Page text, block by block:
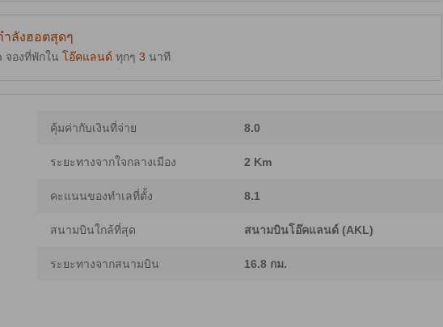
ำลังฮอตสุดๆ
จองที่พักใน โอ๊คแลนด์ ทุกๆ 3 นาที
คุ้มค่ากับเงินที่จ่าย 8.0
ระยะทางจากใจกลางเมือง 2 Km
คะแนนของทำเลที่ตั้ง 8.1
สนามบินใกล้ที่สุด สนามบินโอ๊คแลนด์ (AKL)
ระยะทางจากสนามบิน 16.8 กม.